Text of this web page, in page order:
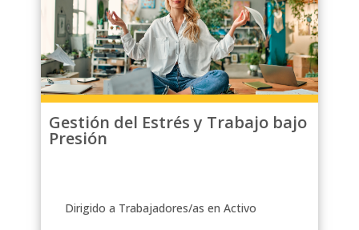
Gestión del Estrés y Trabajo bajo
Presión
Dirigido a Trabajadores/as en Activo